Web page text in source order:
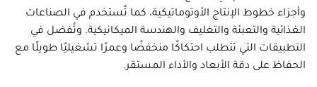
وأجزاء خطوط الإنتاج الأوتوماتيكية، كما تُستخدم في الصناعات
الغذائية والتعبئة والتغليف والهندسة الميكانيكية. وتُفضل في
التطبيقات التي تتطلب احتكاكًا منخفضًا وعمرًا تشغيليًا طويلًا مع
الحفاظ على دقة الأبعاد والأداء المستقر.